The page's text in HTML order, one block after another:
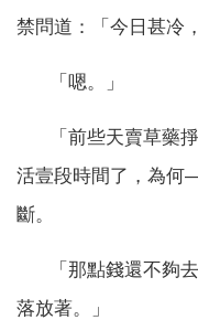
禁問道：「今日甚冷
「嗯。」
「前些天賣草藥掙
活壹段時間了，為
斷。
「那點錢還不夠去
落放著。」